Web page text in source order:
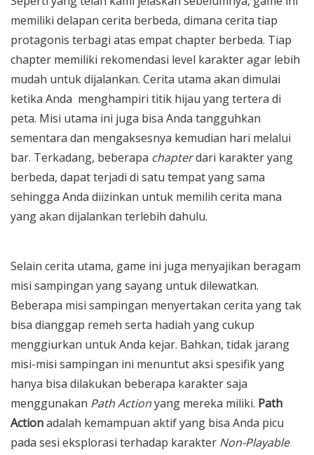
memiliki delapan cerita berbeda, dimana cerita tiap
protagonis terbagi atas empat chapter berbeda. Tiap
chapter memiliki rekomendasi level karakter agar lebih
mudah untuk dijalankan. Cerita utama akan dimulai
ketika Anda menghampiri titik hijau yang tertera di
peta. Misi utama ini juga bisa Anda tangguhkan
sementara dan mengaksesnya kemudian hari melalui
bar. Terkadang, beberapa chapterdari karakter yang
berbeda, dapat terjadi di satu tempat yang sama
sehingga Anda diizinkan untuk memilih cerita mana
yang akan dijalankan terlebih dahulu.
Selain cerita utama, game ini juga menyajikan beragam
misi sampingan yang sayang untuk dilewatkan.
Beberapa misi sampingan menyertakan cerita yang tak
bisa dianggap remeh serta hadiah yang cukup
menggiurkan untuk Anda kejar. Bahkan, tidak jarang
misi-misi sampingan ini menuntut aksi spesifik yang
hanya bisa dilakukan beberapa karakter saja
menggunakan Path Actionyang mereka miliki. Path
Actionadalah kemampuan aktif yang bisa Anda picu
pada sesi eksplorasi terhadap karakter Non-Playable